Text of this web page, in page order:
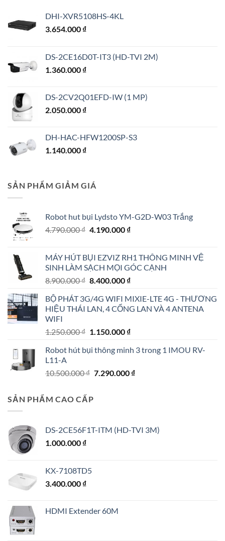
DHI-XVR5108HS-4KL
3.654.000 ₫
DS-2CE16D0T-IT3 (HD-TVI 2M)
1.360.000 ₫
DS-2CV2Q01EFD-IW (1 MP)
2.050.000 ₫
DH-HAC-HFW1200SP-S3
1.140.000 ₫
SẢN PHẨM GIẢM GIÁ
Robot hut bụi Lydsto YM-G2D-W03 Trắng
4.790.000₫ Giá
4.790.000 ₫.
4.190.000 ₫Giá
là:
4.190.000 ₫.
MÁY HÚT BỤI EZVIZ RH1 THÔNG MINH VỆ
SINH LÀM SẠCH MỌI GÓC CẠNH
8.900.000₫ Giá
là:
8.900.000 ₫.
8.400.000 ₫Giá
tại
là:
BỘ PHÁT 3G/4G WIFI MIXIE-LTE 4G - THƯƠNG
HIỆU THÁI LAN, 4 CỔNG LAN VÀ 4 ANTENA
WIFI
1.250.000₫ Giá
là:
1.150.000 ₫Giá
tại
1.150.000 ₫.
Robot hút bụi thông minh 3 trong 1 IMOU RV-
L11-A
10.500.000₫ Giá
7.290.000 ₫Giá
SẢN PHẨM CAO CẤP
DS-2CE56F1T-ITM (HD-TVI 3M)
1.000.000 ₫
KX-7108TD5
3.400.000 ₫
HDMI Extender 60M